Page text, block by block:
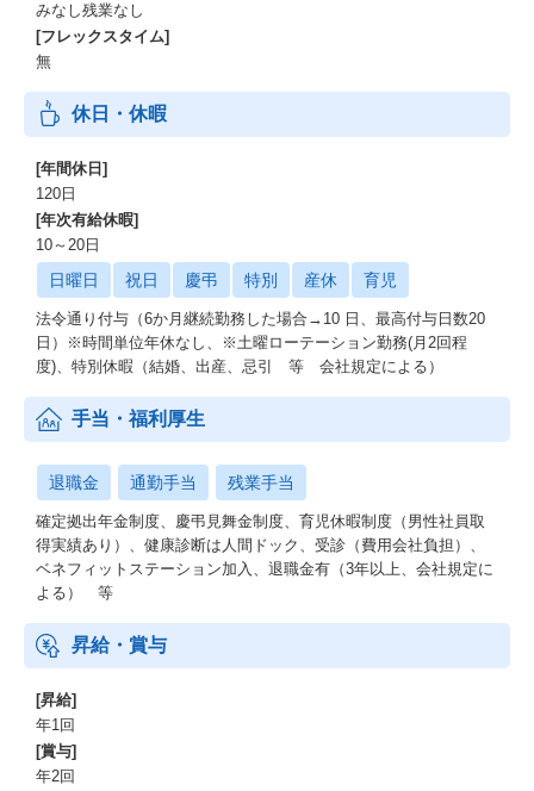
みなし残業なし
[フレックスタイム]
無
休日・休暇
[年間休日]
120日
[年次有給休暇]
10～20日
日曜日 祝日 慶弔 特別 産休 育児
法令通り付与（6か月継続勤務した場合→10 日、最高付与日数20
日）※時間単位年休なし、※土曜ローテーション勤務(月2回程
度)、特別休暇（結婚、出産、忌引 等 会社規定による）
手当・福利厚生
退職金 通勤手当 残業手当
確定拠出年金制度、慶弔見舞金制度、育児休暇制度（男性社員取
得実績あり）、健康診断は人間ドック、受診（費用会社負担）、
ベネフィットステーション加入、退職金有（3年以上、会社規定に
よる） 等
昇給・賞与
[昇給]
年1回
[賞与]
年2回